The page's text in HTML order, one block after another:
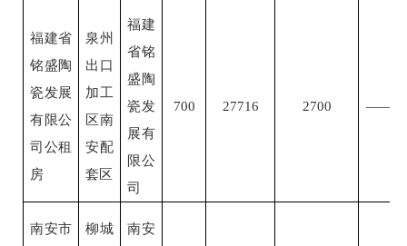
福建省
铭盛陶
瓷发展
有限公
司公租
房
泉州
出口
加工
区南
安配
套区
福建
省铭
盛陶
瓷发
展有
限公
司
700 27716 2700 ——
南安市
柳城
南安